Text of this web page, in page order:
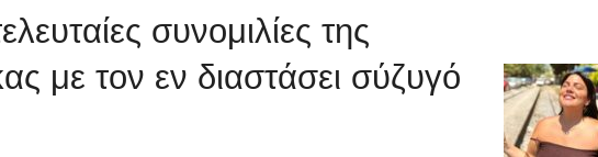
συνομιλίες της
με τον εν διαστάσει σύζυγό